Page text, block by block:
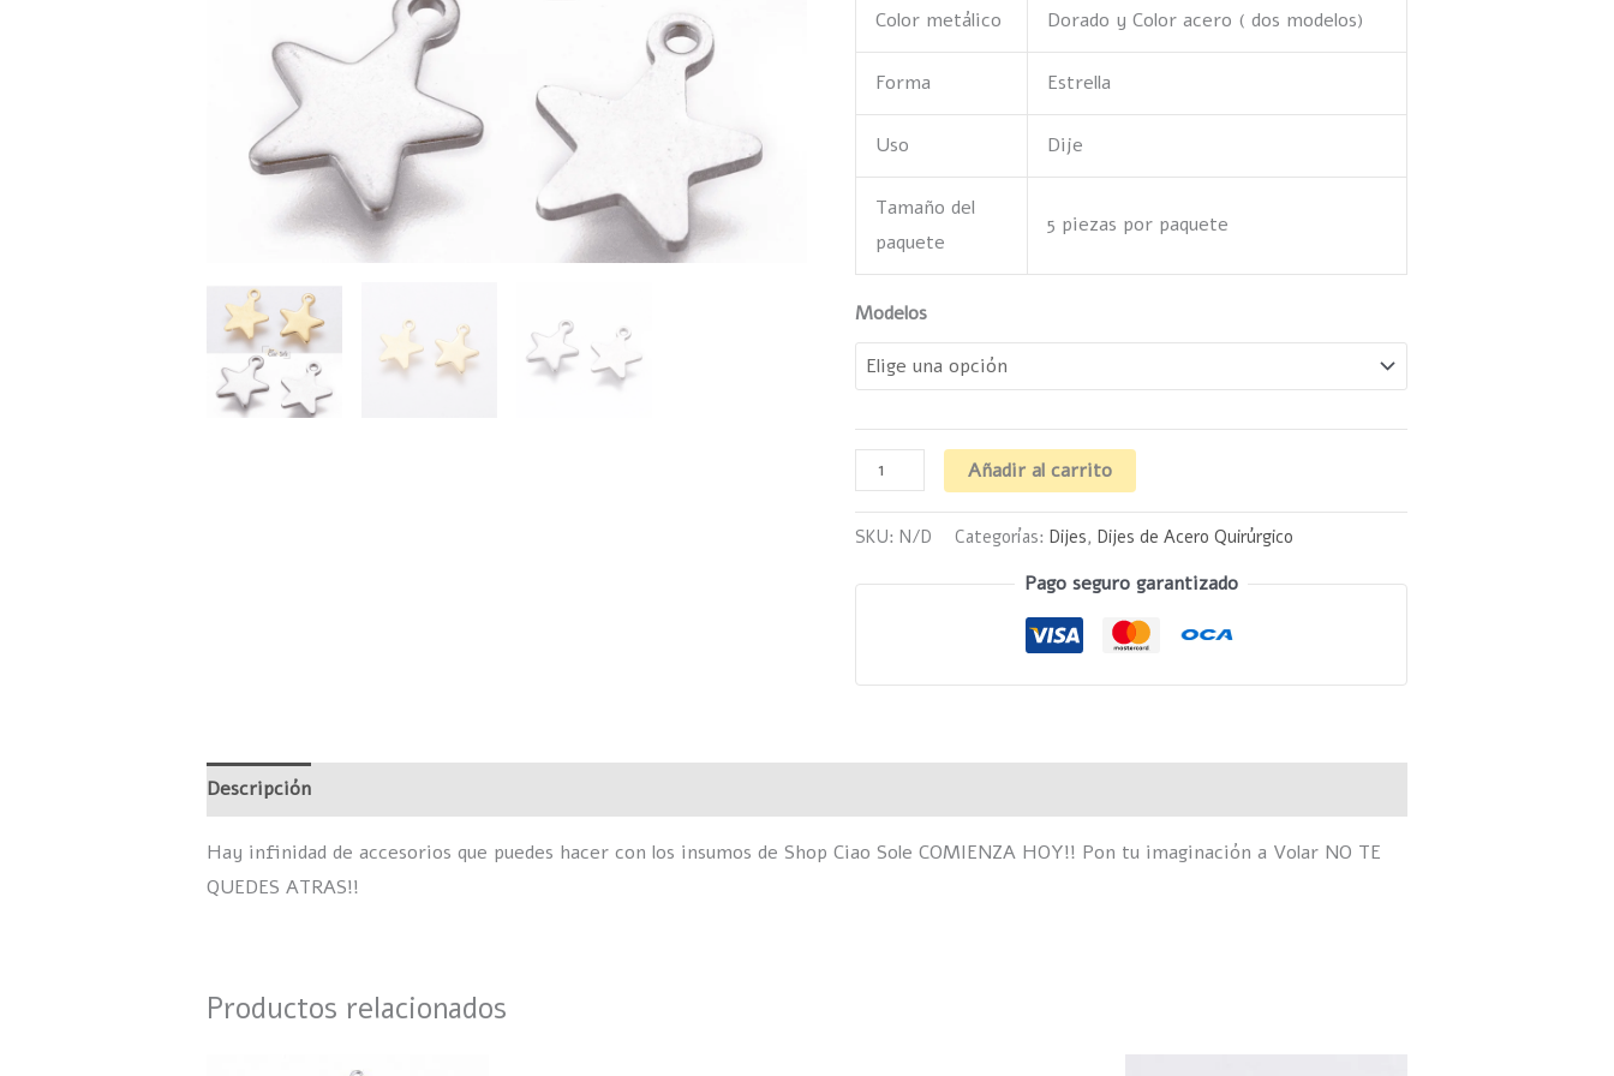
Color metálico Dorado y Color acero ( dos modelos)
Forma Estrella
Uso Dije
Tamaño del
paquete
5 piezas por paquete
Modelos
Añadir al carrito
SKU: N/D Categorías: Dijes, Dijes de Acero Quirúrgico
Pago seguro garantizado
Descripción
Hay infinidad de accesorios que puedes hacer con los insumos de Shop Ciao Sole COMIENZA HOY!! Pon tu imaginación a Volar NO TE
QUEDES ATRAS!!
Productos relacionados